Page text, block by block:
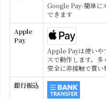
Google Pay-簡単に
できます
Apple
Pay
Apple Payは使いや
スで動作します。多
安全に非接触で買い
銀行振込